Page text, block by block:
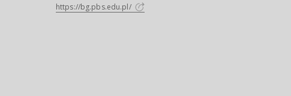
https://bg.pbs.edu.pl/